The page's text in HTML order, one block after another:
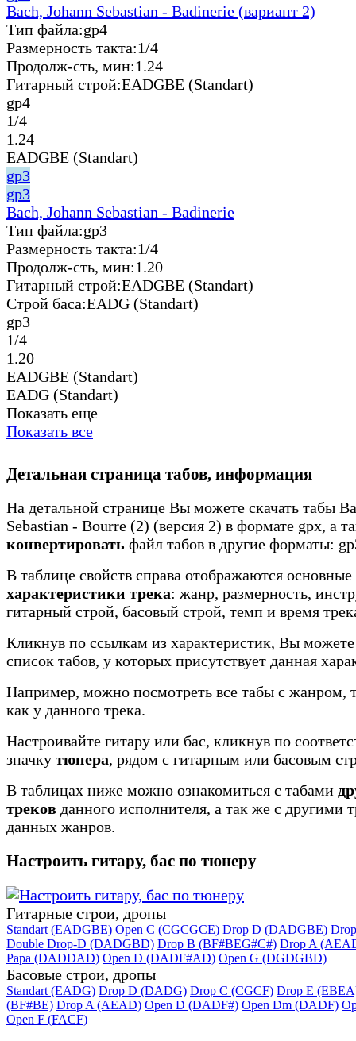
Bach, Johann Sebastian - Badinerie (вариант 2)
Тип файла:gp4
Размерность такта:1/4
Продолж-сть, мин:1.24
Гитарный строй:EADGBE (Standart)
gp4
1/4
1.24
EADGBE (Standart)
gp3
gp3
Bach, Johann Sebastian - Badinerie
Тип файла:gp3
Размерность такта:1/4
Продолж-сть, мин:1.20
Гитарный строй:EADGBE (Standart)
Строй баса:EADG (Standart)
gp3
1/4
1.20
EADGBE (Standart)
EADG (Standart)
Показать еще
Показать все
Детальная страница табов, информация
На детальной странице Вы можете скачать табы
Sebastian - Bourre (2) (версия 2) в формате gpx, а
конвертировать файл табов в другие форматы:
В таблице свойств справа отображаются основные
характеристики трека: жанр, размерность,
гитарный строй, басовый строй, темп и время
Кликнув по ссылкам из характеристик, Вы
список табов, у которых присутствует данная
Например, можно посмотреть все табы с жанром,
как у данного трека.
Настроивайте гитару или бас, кликнув по
значку тюнера, рядом с гитарным или басовым
В таблицах ниже можно ознакомиться с табами
треков данного исполнителя, а так же с другими
данных жанров.
Настроить гитару, бас по тюнеру
Гитарные строи, дропы
Standart (EADGBE) Open C (CGCGCE) Drop D (DADGBE)
Double Drop-D (DADGBD) Drop B (BF#BEG#C#) Drop A
Papa (DADDAD) Open D (DADF#AD) Open G (DGDGBD)
Басовые строи, дропы
Standart (EADG) Drop D (DADG) Drop C (CGCF) Drop E
(BF#BE) Drop A (AEAD) Open D (DADF#) Open Dm (DADF)
Open F (FACF)